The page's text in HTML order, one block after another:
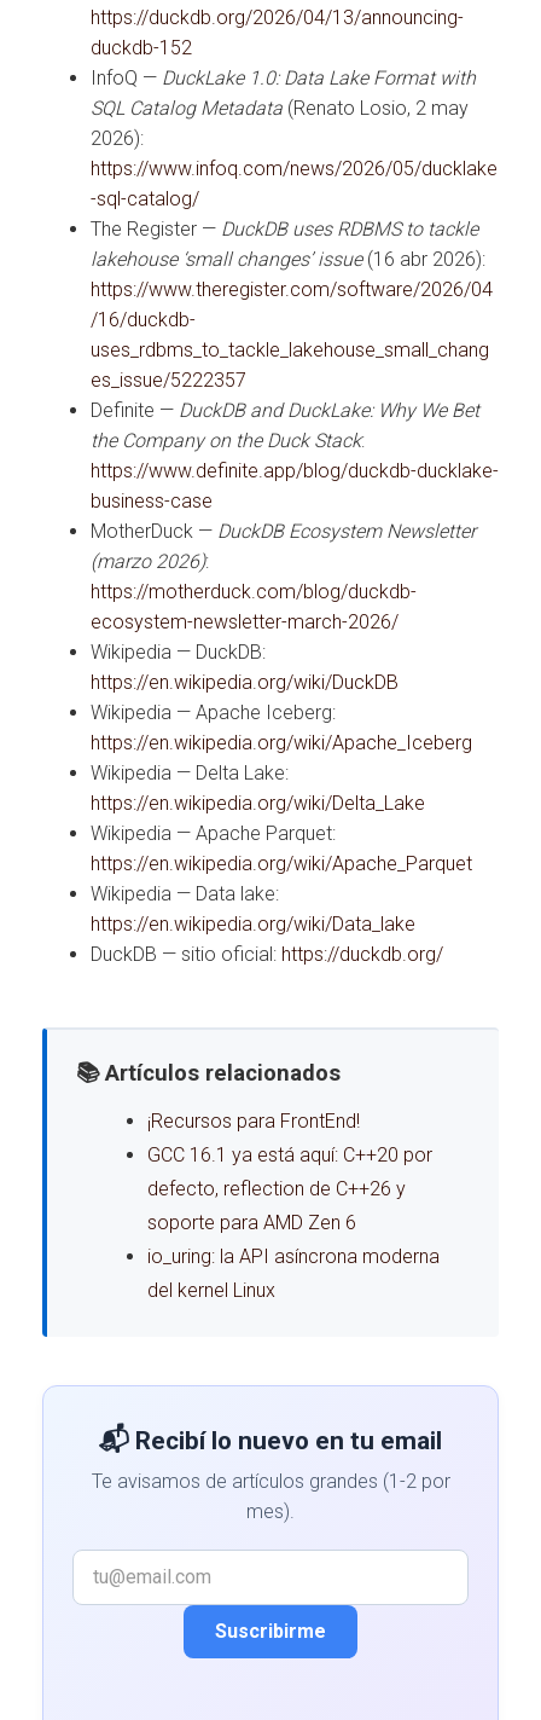
https://duckdb.org/2026/04/13/announcing-
duckdb-152
InfoQ — DuckLake 1.0: Data Lake Format with
SQL Catalog Metadata (Renato Losio, 2 may
2026):
https://www.infoq.com/news/2026/05/ducklake
-sql-catalog/
The Register — DuckDB uses RDBMS to tackle
lakehouse ‘small changes’ issue(16 abr 2026):
https://www.theregister.com/software/2026/04
/16/duckdb-
uses_rdbms_to_tackle_lakehouse_small_chang
es_issue/5222357
Definite — DuckDB and DuckLake: Why We Bet
the Company on the Duck Stack:
https://www.definite.app/blog/duckdb-ducklake-
business-case
MotherDuck — DuckDB Ecosystem Newsletter
(marzo 2026):
https://motherduck.com/blog/duckdb-
ecosystem-newsletter-march-2026/
Wikipedia — DuckDB:
https://en.wikipedia.org/wiki/DuckDB
Wikipedia — Apache Iceberg:
https://en.wikipedia.org/wiki/Apache_Iceberg
Wikipedia — Delta Lake:
https://en.wikipedia.org/wiki/Delta_Lake
Wikipedia — Apache Parquet:
https://en.wikipedia.org/wiki/Apache_Parquet
Wikipedia — Data lake:
https://en.wikipedia.org/wiki/Data_lake
DuckDB — sitio oficial: https://duckdb.org/
📚 Artículos relacionados
¡Recursos para FrontEnd!
GCC 16.1 ya está aquí: C++20 por
defecto, reflection de C++26 y
soporte para AMD Zen 6
io_uring: la API asíncrona moderna
del kernel Linux
📬 Recibí lo nuevo en tu email
Te avisamos de artículos grandes (1-2 por
mes).
Suscribirme